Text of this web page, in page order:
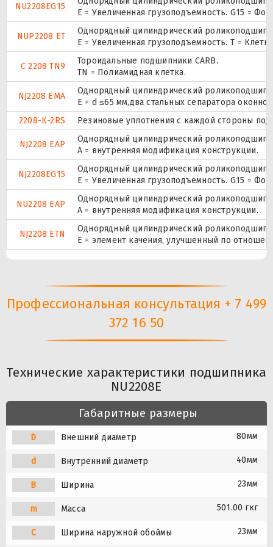
NU2208EG15
E = Увеличенная грузоподъемность. G15 =
NUP2208 ET
Однорядный цилиндрический
E = Увеличенная грузоподъемность. T =
C 2208 TN9
Тороидальные подшипники CARB.
TN = Полиамидная клетка.
NJ2208 EMA
Однорядный цилиндрический
E = d ≤65 мм,два стальных сепаратора
2208-K-2RS
Резиновые уплотнения с каждой стороны
NJ2208 EAP
Однорядный цилиндрический
A = внутренняя модификация конструкции.
NJ2208EG15
Однорядный цилиндрический
E = Увеличенная грузоподъемность. G15 =
NU2208 EAP
Однорядный цилиндрический
A = внутренняя модификация конструкции.
NJ2208 ETN
Однорядный цилиндрический
E = элемент качения, улучшенный по
Профессиональная консультация + 7 499
372 16 50
Технические характеристики подшипника
NU2208E
Габаритные размеры
D Внешний диаметр 80мм
d Внутренний диаметр 40мм
B Ширина 23мм
m Масса 501.00 гкг
C Ширина наружной обоймы 23мм